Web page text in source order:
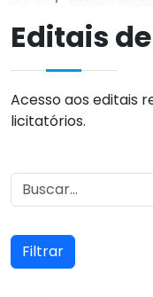
Editais
Acesso aos editais
licitatórios.
Filtrar